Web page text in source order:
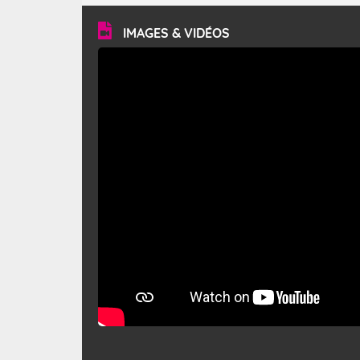
vitesse moyenne de 50 km/h et atteindre 80 à 100 km/h
en rafales, parfois davantage. Il parcourt la basse vallée
du Rhône et la Provence et envahit le littoral
méditerranéen à partir de la Camargue.
IMAGES & VIDÉOS